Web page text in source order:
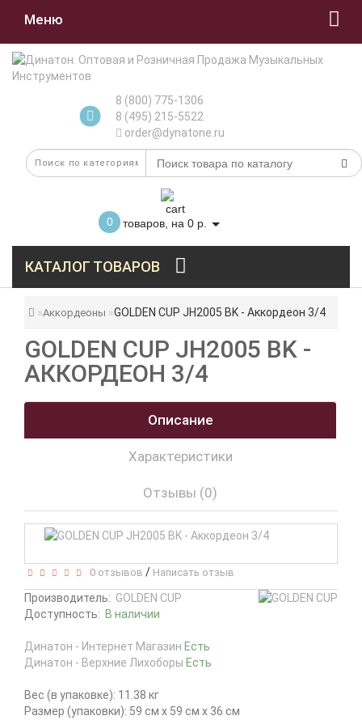
Меню
8 (800) 775-1306
8 (495) 215-5522
order@dynatone.ru
0 товаров, на 0 р.
КАТАЛОГ ТОВАРОВ
Аккордеоны GOLDEN CUP JH2005 BK - Аккордеон 3/4
GOLDEN CUP JH2005 BK -
АККОРДЕОН 3/4
Описание
Характеристики
Отзывы (0)
0 отзывов / Написать отзыв
Производитель: GOLDEN CUP
Доступность: В наличии
Динатон - Интернет Магазин Есть
Динатон - Верхние Лихоборы Есть
Вес (в упаковке): 11.38 кг
Размер (упаковки): 59 см x 59 см x 36 см